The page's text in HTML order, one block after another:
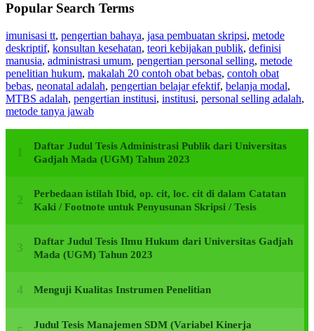
Popular Search Terms
imunisasi tt, pengertian bahaya, jasa pembuatan skripsi, metode
deskriptif, konsultan kesehatan, teori kebijakan publik, definisi
manusia, administrasi umum, pengertian personal selling, metode
penelitian hukum, makalah 20 contoh obat bebas, contoh obat
bebas, neonatal adalah, pengertian belajar efektif, belanja modal,
MTBS adalah, pengertian institusi, institusi, personal selling adalah,
metode tanya jawab
Daftar Judul Tesis Administrasi Publik dari Universitas
Gadjah Mada (UGM) Tahun 2023
Perbedaan istilah Ibid, op. cit, loc. cit di dalam Catatan
Kaki / Footnote untuk Penyusunan Skripsi / Tesis
Daftar Judul Tesis Ilmu Hukum dari Universitas Gadjah
Mada (UGM) Tahun 2023
Menguji Kualitas Instrumen Penelitian
Judul Tesis Manajemen SDM (Variabel Kinerja